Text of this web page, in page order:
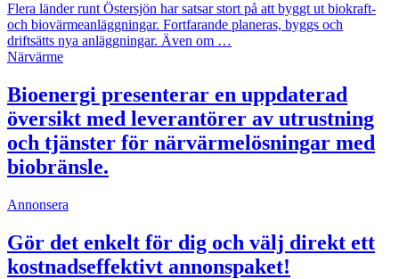
Flera länder runt Östersjön har satsar stort på att byggt ut biokraft-
och biovärmeanläggningar. Fortfarande planeras, byggs och
driftsätts nya anläggningar. Även om …
Närvärme
Bioenergi presenterar en uppdaterad
översikt med leverantörer av utrustning
och tjänster för närvärmelösningar med
biobränsle.
Annonsera
Gör det enkelt för dig och välj direkt ett
kostnadseffektivt annonspaket!